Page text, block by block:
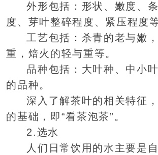
外形包括：形状、嫩度、
度、芽叶整碎程度、紧压程度等
工艺包括：杀青的老与嫩
重，焙火的轻与重等。
品种包括：大叶种、中小
的品种。
深入了解茶叶的相关特征
的基础，即“看茶泡茶”。
2.选水
人们日常饮用的水主要是